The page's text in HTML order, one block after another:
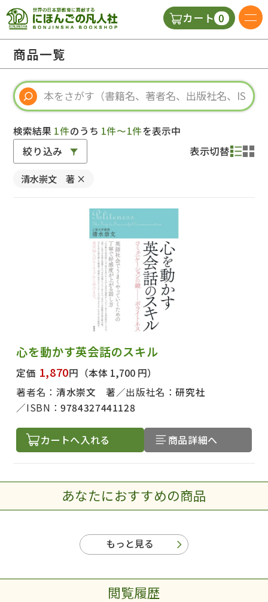
カート 0
視聴覚・補助教材
教師用参考書
商品一覧
検索結果 1件のうち 1件～1件を表示中
絞り込み 表示切替
清水崇文 著 ×
心を動かす英会話のスキル
定価 1,870円 （本体 1,700 円）
著者名： 清水崇文 著 出版社名：研究社
ISBN：9784327441128
カートへ入れる 商品詳細へ
あなたにおすすめの商品
もっと見る
閲覧履歴